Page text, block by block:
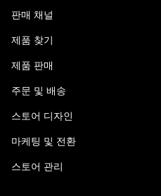
판매 채널
제품 찾기
제품 판매
주문 및 배송
스토어 디자인
마케팅 및 전환
스토어 관리